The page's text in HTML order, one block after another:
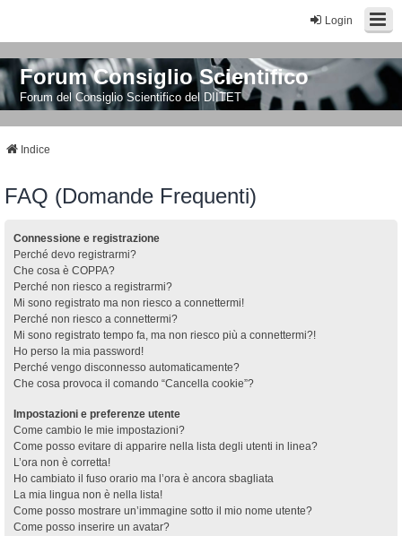
Login
Forum Consiglio Scientifico
Forum del Consiglio Scientifico del DIITET
Indice
FAQ (Domande Frequenti)
Connessione e registrazione
Perché devo registrarmi?
Che cosa è COPPA?
Perché non riesco a registrarmi?
Mi sono registrato ma non riesco a connettermi!
Perché non riesco a connettermi?
Mi sono registrato tempo fa, ma non riesco più a connettermi?!
Ho perso la mia password!
Perché vengo disconnesso automaticamente?
Che cosa provoca il comando “Cancella cookie”?
Impostazioni e preferenze utente
Come cambio le mie impostazioni?
Come posso evitare di apparire nella lista degli utenti in linea?
L’ora non è corretta!
Ho cambiato il fuso orario ma l’ora è ancora sbagliata
La mia lingua non è nella lista!
Come posso mostrare un’immagine sotto il mio nome utente?
Come posso inserire un avatar?